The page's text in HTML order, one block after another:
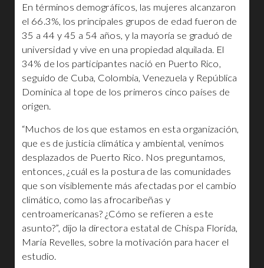
En términos demográficos, las mujeres alcanzaron
el 66.3%, los principales grupos de edad fueron de
35 a 44 y 45 a 54 años, y la mayoría se graduó de
universidad y vive en una propiedad alquilada. El
34% de los participantes nació en Puerto Rico,
seguido de Cuba, Colombia, Venezuela y República
Dominica al tope de los primeros cinco países de
origen.
“Muchos de los que estamos en esta organización,
que es de justicia climática y ambiental, venimos
desplazados de Puerto Rico. Nos preguntamos,
entonces, ¿cuál es la postura de las comunidades
que son visiblemente más afectadas por el cambio
climático, como las afrocaribeñas y
centroamericanas? ¿Cómo se refieren a este
asunto?”, dijo la directora estatal de Chispa Florida,
María Revelles, sobre la motivación para hacer el
estudio.